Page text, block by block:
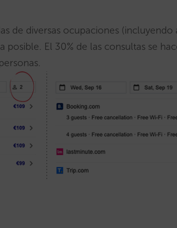
de diversas ocupaciones (incluyendo
posible. El 30% de las consultas se